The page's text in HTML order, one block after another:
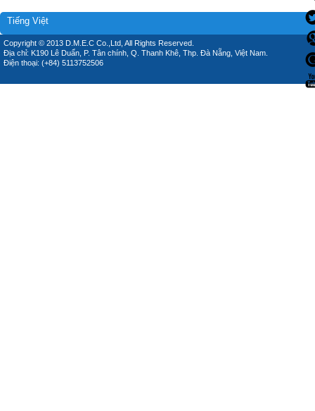
Tiếng Việt
Copyright © 2013 D.M.E.C Co.,Ltd, All Rights Reserved.
Địa chỉ: K190 Lê Duẩn, P. Tân chính, Q. Thanh Khê, Thp. Đà Nẵng, Việt Nam.
Điện thoại: (+84) 5113752506